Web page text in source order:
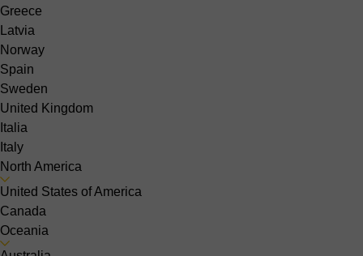
Greece
Latvia
Norway
Spain
Sweden
United Kingdom
Italia
Italy
North America
United States of America
Canada
Oceania